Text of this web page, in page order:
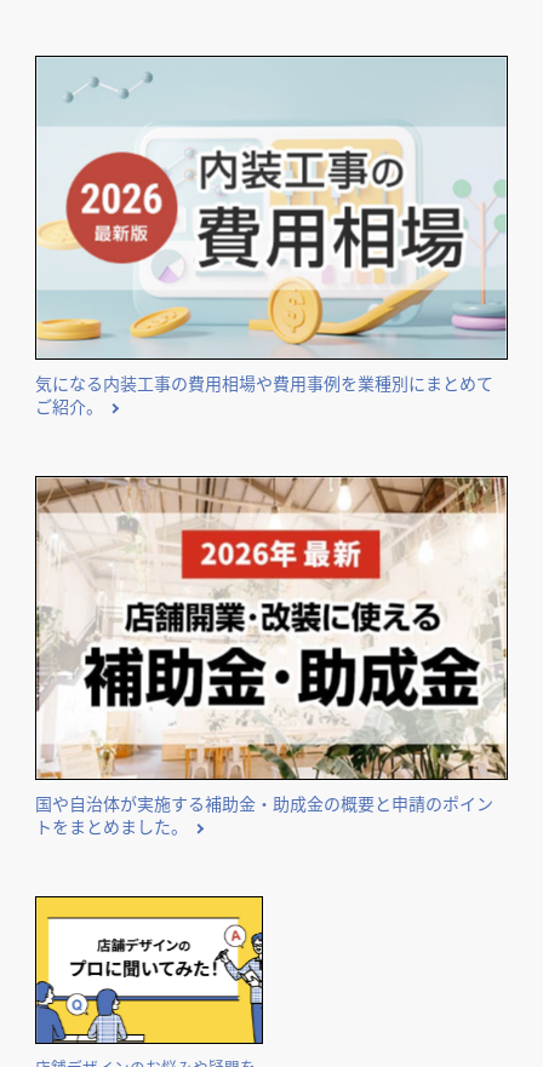
気になる内装工事の費用相場や費用事例を業種別にまとめて
ご紹介。
国や自治体が実施する補助金・助成金の概要と申請のポイン
トをまとめました。